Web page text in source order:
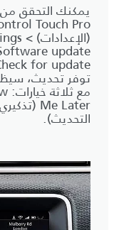
يمكنك التحقق من
توفر تحديث،
التحديث).